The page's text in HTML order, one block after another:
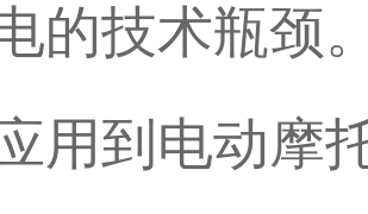
的技术瓶颈
用到电动摩